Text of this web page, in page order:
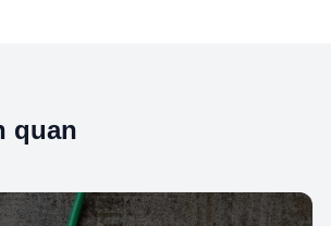
quan